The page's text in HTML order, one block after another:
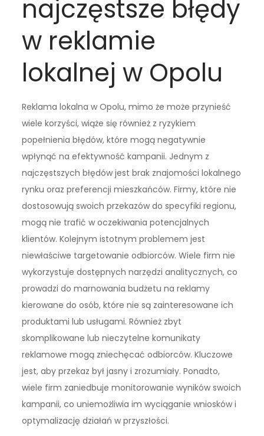
najczęstsze błędy
w reklamie
lokalnej w Opolu
Reklama lokalna w Opolu, mimo że może przynieść
wiele korzyści, wiąże się również z ryzykiem
popełnienia błędów, które mogą negatywnie
wpłynąć na efektywność kampanii. Jednym z
najczęstszych błędów jest brak znajomości lokalnego
rynku oraz preferencji mieszkańców. Firmy, które nie
dostosowują swoich przekazów do specyfiki regionu,
mogą nie trafić w oczekiwania potencjalnych
klientów. Kolejnym istotnym problemem jest
niewłaściwe targetowanie odbiorców. Wiele firm nie
wykorzystuje dostępnych narzędzi analitycznych, co
prowadzi do marnowania budżetu na reklamy
kierowane do osób, które nie są zainteresowane ich
produktami lub usługami. Również zbyt
skomplikowane lub nieczytelne komunikaty
reklamowe mogą zniechęcać odbiorców. Kluczowe
jest, aby przekaz był jasny i zrozumiały. Ponadto,
wiele firm zaniedbuje monitorowanie wyników swoich
kampanii, co uniemożliwia im wyciąganie wniosków i
optymalizację działań w przyszłości.